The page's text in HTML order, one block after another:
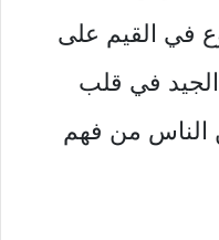
في القيم على
في قلب
الناس من فهم